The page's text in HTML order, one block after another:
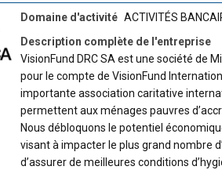
Domaine d'activité ACTIVITÉS
Description complète de l'entreprise
VisionFund DRC SA est une société de
pour le compte de VisionFund
importante association caritative
permettent aux ménages pauvres
Nous débloquons le potentiel
visant à impacter le plus grand nombre
d’assurer de meilleures conditions